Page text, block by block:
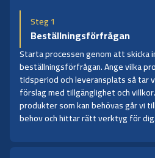
Steg 1
Beställningsförfrågan
Starta processen genom att skicka
beställningsförfrågan. Ange vilka
tidsperiod och leveransplats så
förslag med tillgänglighet och
produkter som kan behövas går vi
behov och hittar rätt verktyg för dig.